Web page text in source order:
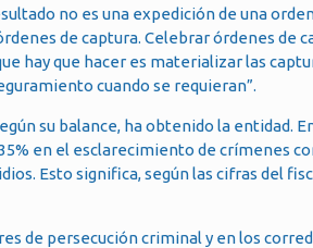
no es una expedición de una
de captura. Celebrar órdenes de
hay que hacer es materializar las
cuando se requieran”.
su balance, ha obtenido la entidad.
en el esclarecimiento de crímenes
Esto significa, según las cifras del
de persecución criminal y en los